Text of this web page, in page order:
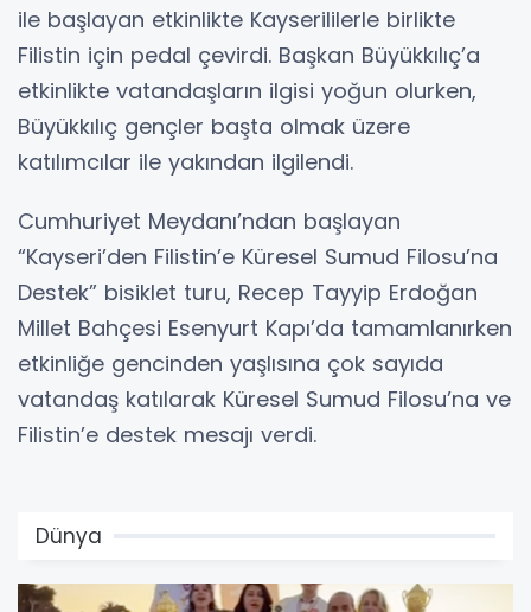
ile başlayan etkinlikte Kayserililerle birlikte
Filistin için pedal çevirdi. Başkan Büyükkılıç’a
etkinlikte vatandaşların ilgisi yoğun olurken,
Büyükkılıç gençler başta olmak üzere
katılımcılar ile yakından ilgilendi.
Cumhuriyet Meydanı’ndan başlayan
“Kayseri’den Filistin’e Küresel Sumud Filosu’na
Destek” bisiklet turu, Recep Tayyip Erdoğan
Millet Bahçesi Esenyurt Kapı’da tamamlanırken
etkinliğe gencinden yaşlısına çok sayıda
vatandaş katılarak Küresel Sumud Filosu’na ve
Filistin’e destek mesajı verdi.
Dünya